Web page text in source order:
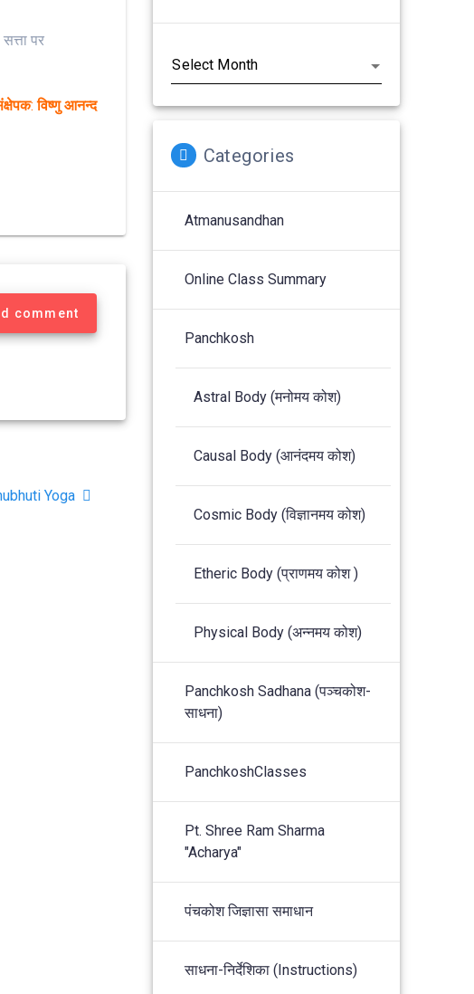
पर
:विष्णु आनन्द
comment
Yoga
Categories
Atmanusandhan
Online Class Summary
Panchkosh
Astral Body (मनोमय कोश)
Causal Body (आनंदमय कोश)
Cosmic Body (विज्ञानमय कोश)
Etheric Body (प्राणमय कोश )
Physical Body (अन्नमय कोश)
Panchkosh Sadhana (पञ्चकोश-
साधना)
PanchkoshClasses
Pt. Shree Ram Sharma
"Acharya"
पंचकोश जिज्ञासा समाधान
साधना-निर्देशिका (Instructions)